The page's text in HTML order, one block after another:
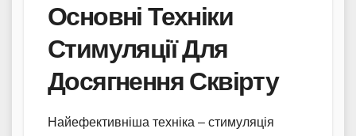
Основні Техніки
Стимуляції Для
Досягнення Сквірту
Найефективніша техніка – стимуляція